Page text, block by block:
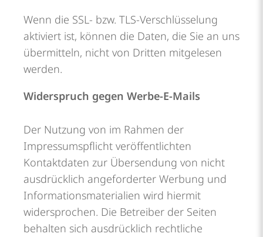
Wenn die SSL- bzw. TLS-Verschlüsselung
aktiviert ist, können die Daten, die Sie an uns
übermitteln, nicht von Dritten mitgelesen
werden.
Widerspruch gegen Werbe-E-Mails
Der Nutzung von im Rahmen der
Impressumspflicht veröffentlichten
Kontaktdaten zur Übersendung von nicht
ausdrücklich angeforderter Werbung und
Informationsmaterialien wird hiermit
widersprochen. Die Betreiber der Seiten
behalten sich ausdrücklich rechtliche